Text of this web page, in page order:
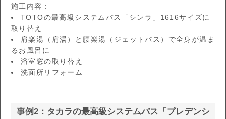
施工内容：
TOTOの最高級システムバス「シンラ」1616サイズに
取り替え
肩楽湯（肩湯）と腰楽湯（ジェットバス）で全身が温ま
るお風呂に
浴室窓の取り替え
洗面所リフォーム
事例2：タカラの最高級システムバス「プレデンシ